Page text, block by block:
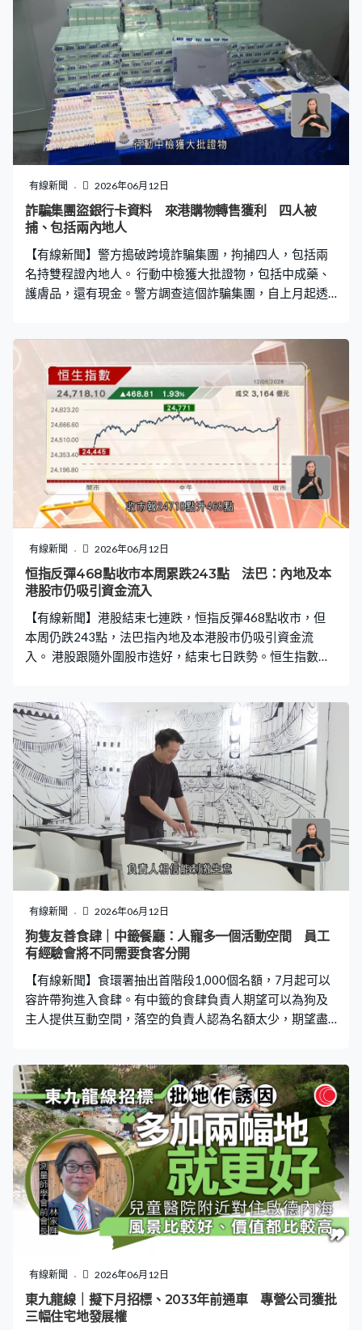
行職責捍衛國家。菲律賓軍方就稱全力支持特奧多羅，又
批評中方對他的制裁片面而且毫無理據。菲律賓外長拉扎
羅亦稱，中方對特奧多羅的制裁並不合理，將與北京商
討，強調要透過外交及對話解決問題。 在北京，外交部批
評特奧多羅的回應顛倒黑白。外交部發言人林劍：「他的
言行不是他所標榜的所謂維護本國尊嚴，而是撈取政治私
利的作秀表演。正是他這樣一小撮人不負責任肆意妄為，
才會導致中菲的爭議激化，兩國關係惡化，並最終損害菲
律賓整個國家和人民的利益。」 林劍又批評，特奧多羅是
菲律賓國內一小撮反華份子，不能繼續放任他一再破壞中
菲兩國的穩定關係。
有線新聞 2026年06月12日
詐騙集團盜銀行卡資料 來港購物轉售獲利 四人被
捕、包括兩內地人
【有線新聞】警方搗破跨境詐騙集團，拘捕四人，包括兩
名持雙程證內地人。 行動中檢獲大批證物，包括中成藥、
護膚品，還有現金。警方調查這個詐騙集團，自上月起透
藥及高價護膚品等，再儲存於上水的地下倉庫適時轉售獲
利，涉及86宗可疑交易，合共逾700萬元。三男一女涉嫌
串謀詐騙以及處理贓物被捕。
有線新聞 2026年06月12日
恒指反彈468點收市本周累跌243點 法巴：內地及本
港股市仍吸引資金流入
【有線新聞】港股結束七連跌，恒指反彈468點收市，但
本周仍跌243點，法巴指內地及本港股市仍吸引資金流
入。 港股跟隨外圍股市造好，結束七日跌勢。恒生指數一
及本港股市仍吸引資金流入。法巴財富管理亞洲副首席投
資官譚慧敏：「今年環球市場來說，硬件板塊表現優於軟
件板塊，但在港上市的大型（科企），大家會把它們歸類
為軟件（股），因為它們更多側重於人工智能應用。但如
果在中港股方面，當然我們都認為，焦點仍會在人工智能
板塊方面，另一方面就可能在高息股，其實今年的高息股
都表現不錯。」 新經濟股普遍造好，京東反彈3%、重上
110元水平，阿里巴巴、百度升2%。珠寶金飾股急升，周
大福業績後飆升一成半，是最強勢藍籌，周生生升7%，老
鋪黃金升6%。資金亦追入有色金屬股，洛陽鉬業急升一成
二，江西銅業升近9%。晶片股先升後回，中芯國際升半成
後，倒跌2%收市。
有線新聞 2026年06月12日
狗隻友善食肆｜中籤餐廳：人寵多一個活動空間 員工
有經驗會將不同需要食客分開
【有線新聞】食環署抽出首階段1,000個名額，7月起可以
容許帶狗進入食肆。有中籤的食肆負責人期望可以為狗及
主人提供互動空間，落空的負責人認為名額太少，期望盡
中，負責人相信能刺激生意。食肆負責人Ricky：「我預期
就不會很大的上升，但起碼很多機會可以在這間餐廳內發
生很多不同類型的活動，甚麼都可以在這裡發生。可以令
好多狗主人或者家長來到時都會覺得，他們與寵物之間有
一個另類活動空間給他們，而不是只去狗公園或者狗商
場。」 他說員工有照顧動物經驗，為了令客人都能夠享受
空間，會將不同需要的客人分隔開：「我們同事已經清楚
怎樣清潔，戴手套、用消毒藥水，確保餐廳不會有異味出
現。當然可能有些規例上現在加多了要跟隨或遵從，我們
會一直在過程中訓練他們。我們有前後場、都夠大，就算
同一個區域我們都可以分開，令來到不想跟狗一齊或者不
想跟動物一起的客人都可以有自己空間。」 政府今次發出
1,000個牌照，收到超額的1,616宗申請，有人失望而回。
有線新聞 2026年06月12日
東九龍線｜擬下月招標、2033年前通車 專營公司獲批
三幅住宅地發展權